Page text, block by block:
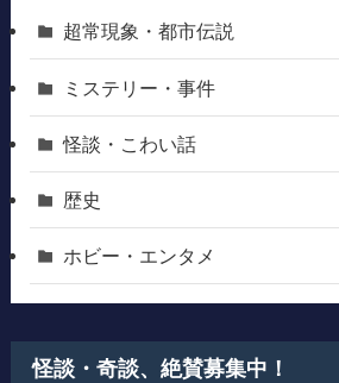
超常現象・都市伝説
ミステリー・事件
怪談・こわい話
歴史
ホビー・エンタメ
怪談・奇談、絶賛募集中！